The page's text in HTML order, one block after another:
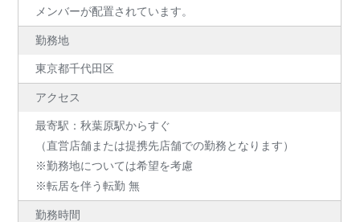
メンバーが配置されています。
勤務地
東京都千代田区
アクセス
最寄駅：秋葉原駅からすぐ
（直営店舗または提携先店舗での勤務となります）
※勤務地については希望を考慮
※転居を伴う転勤 無
勤務時間